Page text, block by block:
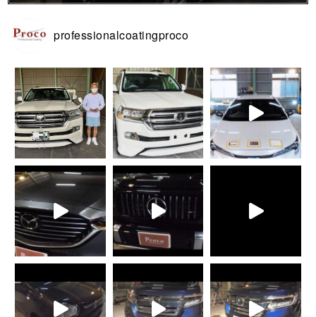
professionalcoatingproco